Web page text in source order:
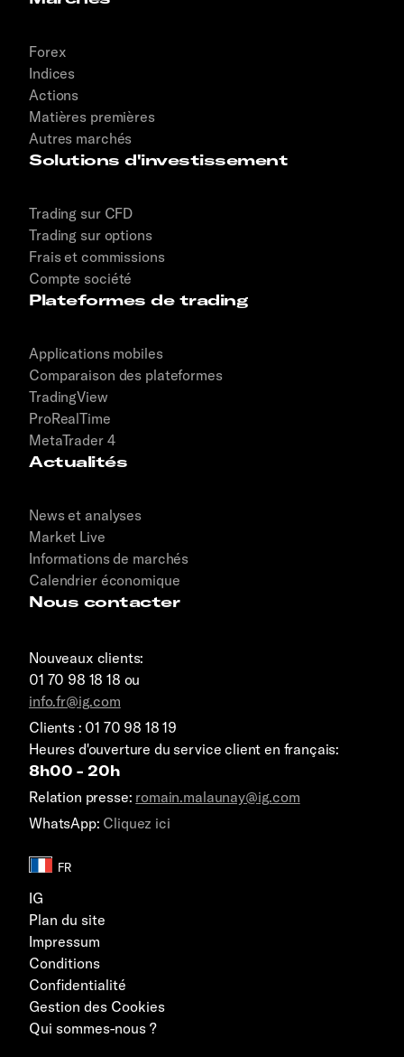
Forex
Indices
Actions
Matières premières
Autres marchés
Solutions d'investissement
Trading sur CFD
Trading sur options
Frais et commissions
Compte société
Plateformes de trading
Applications mobiles
Comparaison des plateformes
TradingView
ProRealTime
MetaTrader 4
Actualités
News et analyses
Market Live
Informations de marchés
Calendrier économique
Nous contacter
Nouveaux clients:
01 70 98 18 18 ou
info.fr@ig.com
Clients : 01 70 98 18 19
Heures d'ouverture du service client en français:
8h00 - 20h
Relation presse: romain.malaunay@ig.com
WhatsApp: Cliquez ici
IG
Plan du site
Impressum
Conditions
Confidentialité
Gestion des Cookies
Qui sommes-nous ?